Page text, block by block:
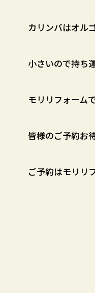
カリンバはオル
小さいので持ち
モリリフォーム
皆様のご予約お
ご予約はモリリ